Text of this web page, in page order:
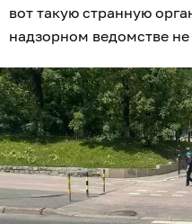
вот такую странную
надзорном ведомстве